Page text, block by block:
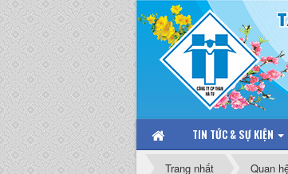
TIN TỨC & SỰ KIỆN
Trang nhất Quan